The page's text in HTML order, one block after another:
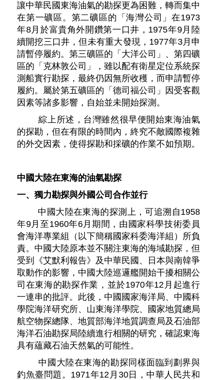
讓中華民國東海油氣的勘探更為困難，轉而集中
在第一礦區。第二礦區的「海灣公司」在1973
年8月於富貴角外開鑽第一口井，1975年9月陸
續開挖三口井，但未有重大發現，1977年3月申
請暫停履約。第三礦區的「大洋公司」、第四礦
區的「克林敦公司」，雖以配有衛星定位系統探
測船實行勘探，最終仍因無所收穫，而申請暫停
履約。屬於第五礦區的「德司福公司」因受客觀
因素等諸多影響，自始並未開始探測。
綜上所述，台灣雖然很早便開始東海油氣
的探勘，但在有限的時間內，終究不敵國際複雜
的外交因素，使得探勘和採礦的作業不如預期。
中國大陸在東海的油氣勘探
一、獨力勘探與外國公司合作並行
中國大陸在東海的探測上，可追溯自1958
年9月至1960年6月期間，由國家科學技術委員
會海洋專業組（以下簡稱國家科委海洋組）所負
責。中國大陸原本並不關注東海的海域勘探，但
受到《艾默利報告》及中華民國、日本與南韓爭
取動作的影響，中國大陸巡邏艦開始干擾相關公
司在東海的勘探作業，並於1970年12月起進行
一連串的批評。此後，中國國家海洋局、中國科
學院海洋研究所、山東海洋學院、國家地質總局
航空物探總隊、地質部海洋地質調查局及石油部
海洋石油勘探局陸續進行相關的研究，確認東海
具有蘊藏石油天然氣的可能性。
中國大陸在東海的勘探同樣面臨到劃界與
釣魚臺問題。1971年12月30日，中華人民共和